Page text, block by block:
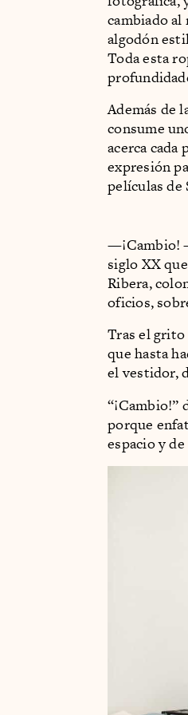
cambiado al
algodón
Toda esta
Además de
consume
acerca cada
expresión
películas de
—¡Cambio!
siglo XX
Ribera,
oficios,
Tras el grito
que hasta
el vestidor,
“¡Cambio!”
porque
espacio y